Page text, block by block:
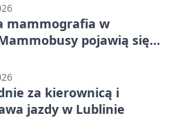
mammografia w
pojawią się
za kierownicą i
jazdy w Lublinie